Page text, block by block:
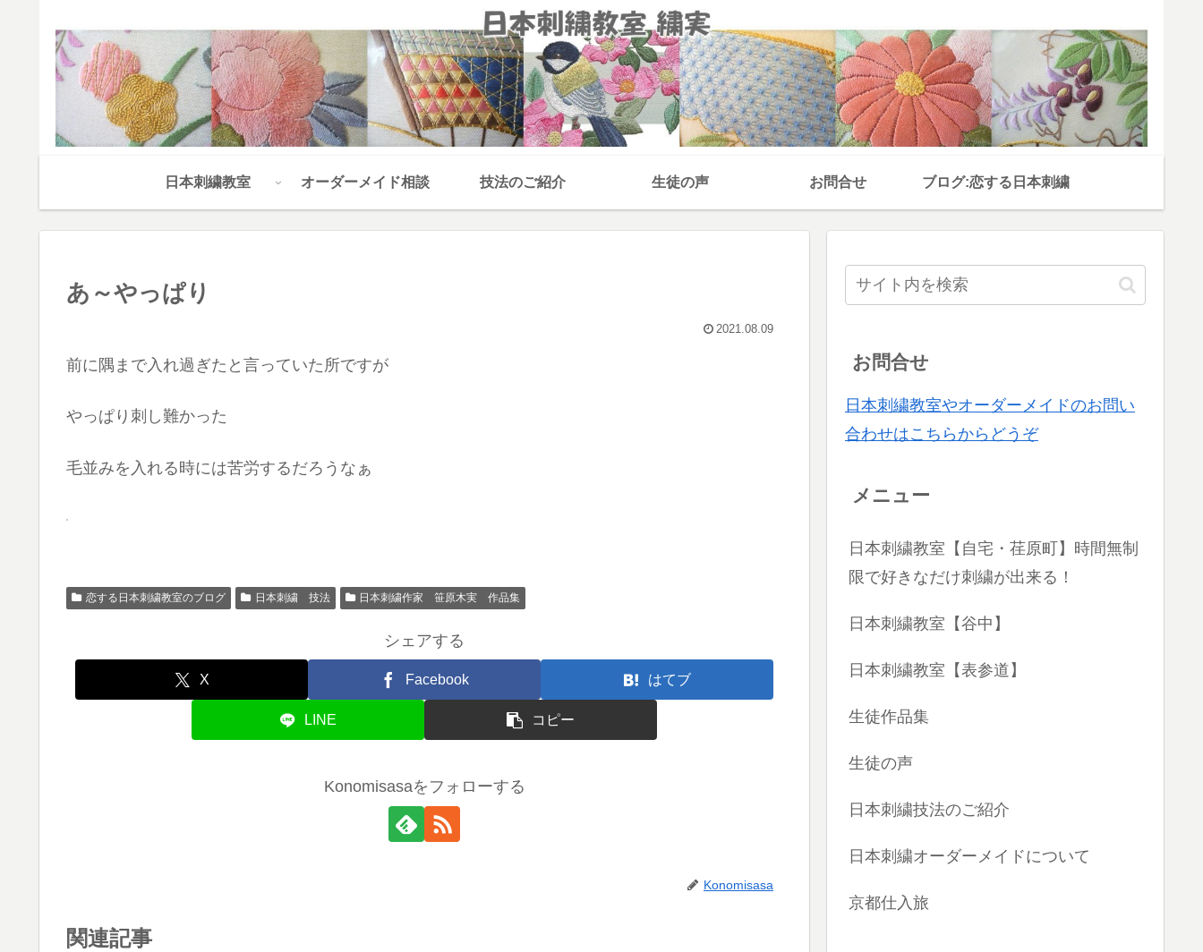
日本刺繍教室 オーダーメイド相談 技法のご紹介 生徒の声 お問合せ ブログ:恋する日本刺繍
あ～やっぱり
2021.08.09
前に隅まで入れ過ぎたと言っていた所ですが
やっぱり刺し難かった
毛並みを入れる時には苦労するだろうなぁ
恋する日本刺繍教室のブログ 日本刺繍 技法 日本刺繍作家 笹原木実 作品集
シェアする
X Facebook はてブ
LINE コピー
Konomisasaをフォローする
Konomisasa
関連記事
お問合せ
日本刺繍教室やオーダーメイドのお問い
合わせはこちらからどうぞ
メニュー
日本刺繍教室【自宅・荏原町】時間無制
限で好きなだけ刺繍が出来る！
日本刺繍教室【谷中】
日本刺繍教室【表参道】
生徒作品集
生徒の声
日本刺繍技法のご紹介
日本刺繍オーダーメイドについて
京都仕入旅